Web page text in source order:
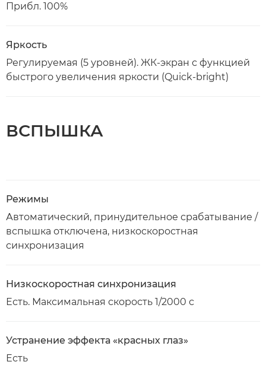
Прибл. 100%
Яркость
Регулируемая (5 уровней). ЖК-экран с функцией
быстрого увеличения яркости (Quick-bright)
ВСПЫШКА
Режимы
Автоматический, принудительное срабатывание /
вспышка отключена, низкоскоростная
синхронизация
Низкоскоростная синхронизация
Есть. Максимальная скорость 1/2000 с
Устранение эффекта «красных глаз»
Есть